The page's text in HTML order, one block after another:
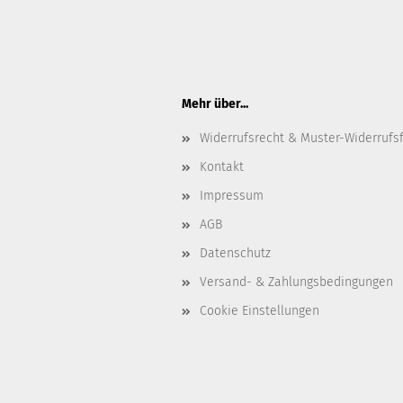
Mehr über...
Widerrufsrecht & Muster-
Kontakt
Impressum
AGB
Datenschutz
Versand- & Zahlungsbedingungen
Cookie Einstellungen